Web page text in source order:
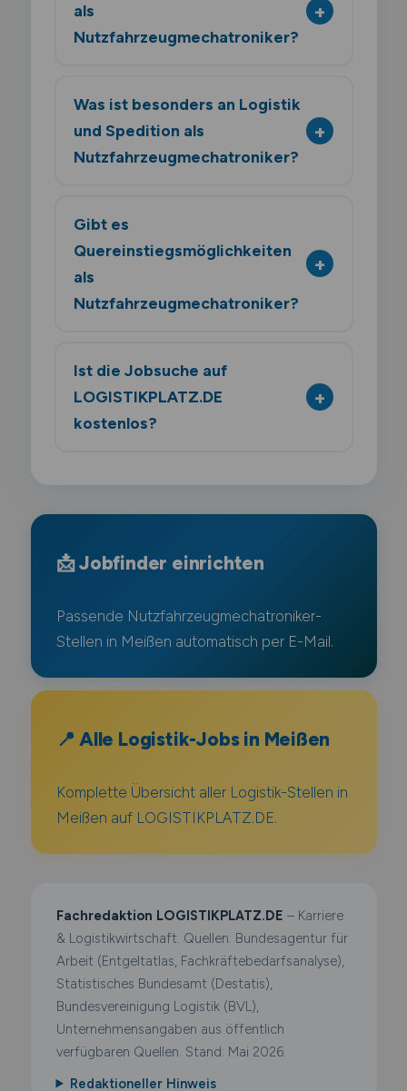
als
Nutzfahrzeugmechatroniker?
Was ist besonders an Logistik
und Spedition als
Nutzfahrzeugmechatroniker?
Gibt es
Quereinstiegsmöglichkeiten
als
Nutzfahrzeugmechatroniker?
Ist die Jobsuche auf
LOGISTIKPLATZ.DE
kostenlos?
📩 Jobfinder einrichten
Passende Nutzfahrzeugmechatroniker-
Stellen in Meißen automatisch per E-Mail.
📍 Alle Logistik-Jobs in Meißen
Komplette Übersicht aller Logistik-Stellen in
Meißen auf LOGISTIKPLATZ.DE.
Fachredaktion LOGISTIKPLATZ.DE – Karriere
& Logistikwirtschaft. Quellen: Bundesagentur für
Arbeit (Entgeltatlas, Fachkräftebedarfsanalyse),
Statistisches Bundesamt (Destatis),
Bundesvereinigung Logistik (BVL),
Unternehmensangaben aus öffentlich
verfügbaren Quellen. Stand: Mai 2026.
Redaktioneller Hinweis